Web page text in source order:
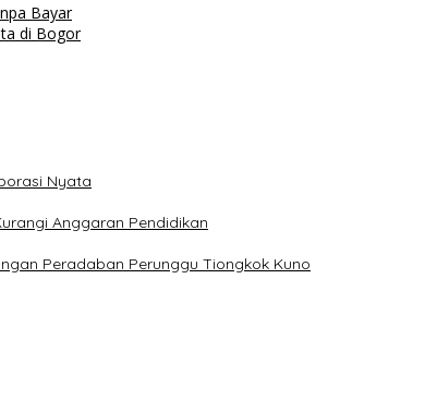
Bayar
di Bogor
Nyata
Anggaran Pendidikan
Peradaban Perunggu Tiongkok Kuno